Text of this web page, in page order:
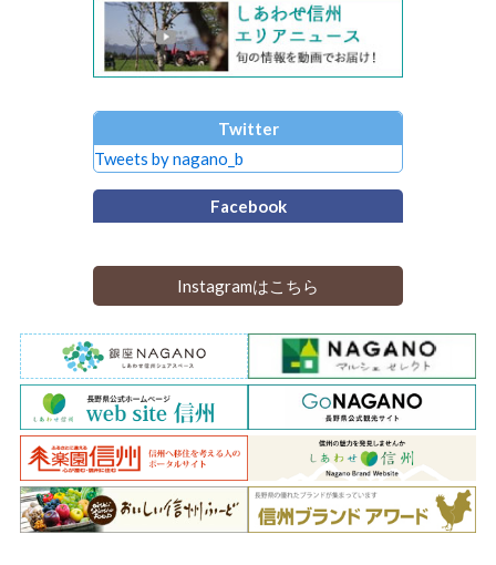
Twitter
Tweets by nagano_b
Facebook
Instagramはこちら